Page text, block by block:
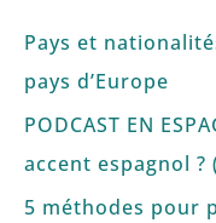
Pays et
pays d’Europe
PODCAST EN
accent espagnol
5 méthodes pour